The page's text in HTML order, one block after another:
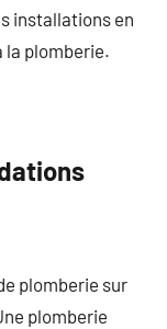
installations en
la plomberie.
plomberie sur
plomberie